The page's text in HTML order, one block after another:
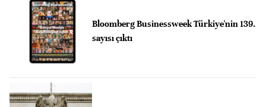
Bloomberg Businessweek Türkiye'nin 139.
sayısı çıktı